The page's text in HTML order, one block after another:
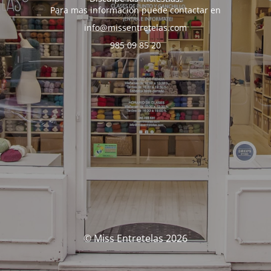
Para mas información puede contactar en
info@missentretelas.com
985 09 85 20
© Miss Entretelas 2026